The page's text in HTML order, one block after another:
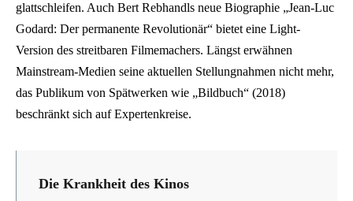
glattschleifen. Auch Bert Rebhandls neue Biographie „Jean-Luc
Godard: Der permanente Revolutionär“ bietet eine Light-
Version des streitbaren Filmemachers. Längst erwähnen
Mainstream-Medien seine aktuellen Stellungnahmen nicht mehr,
das Publikum von Spätwerken wie „Bildbuch“ (2018)
beschränkt sich auf Expertenkreise.
Die Krankheit des Kinos